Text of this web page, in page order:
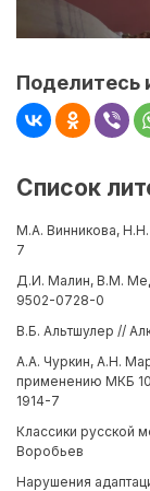
Поделитесь
Список
М.А. Винникова,
7
Д.И. Малин, В.М.
9502-0728-0
В.Б. Альтшулер //
А.А. Чуркин, А.Н.
применению МКБ 10
1914-7
Классики русской
Воробьев
Нарушения